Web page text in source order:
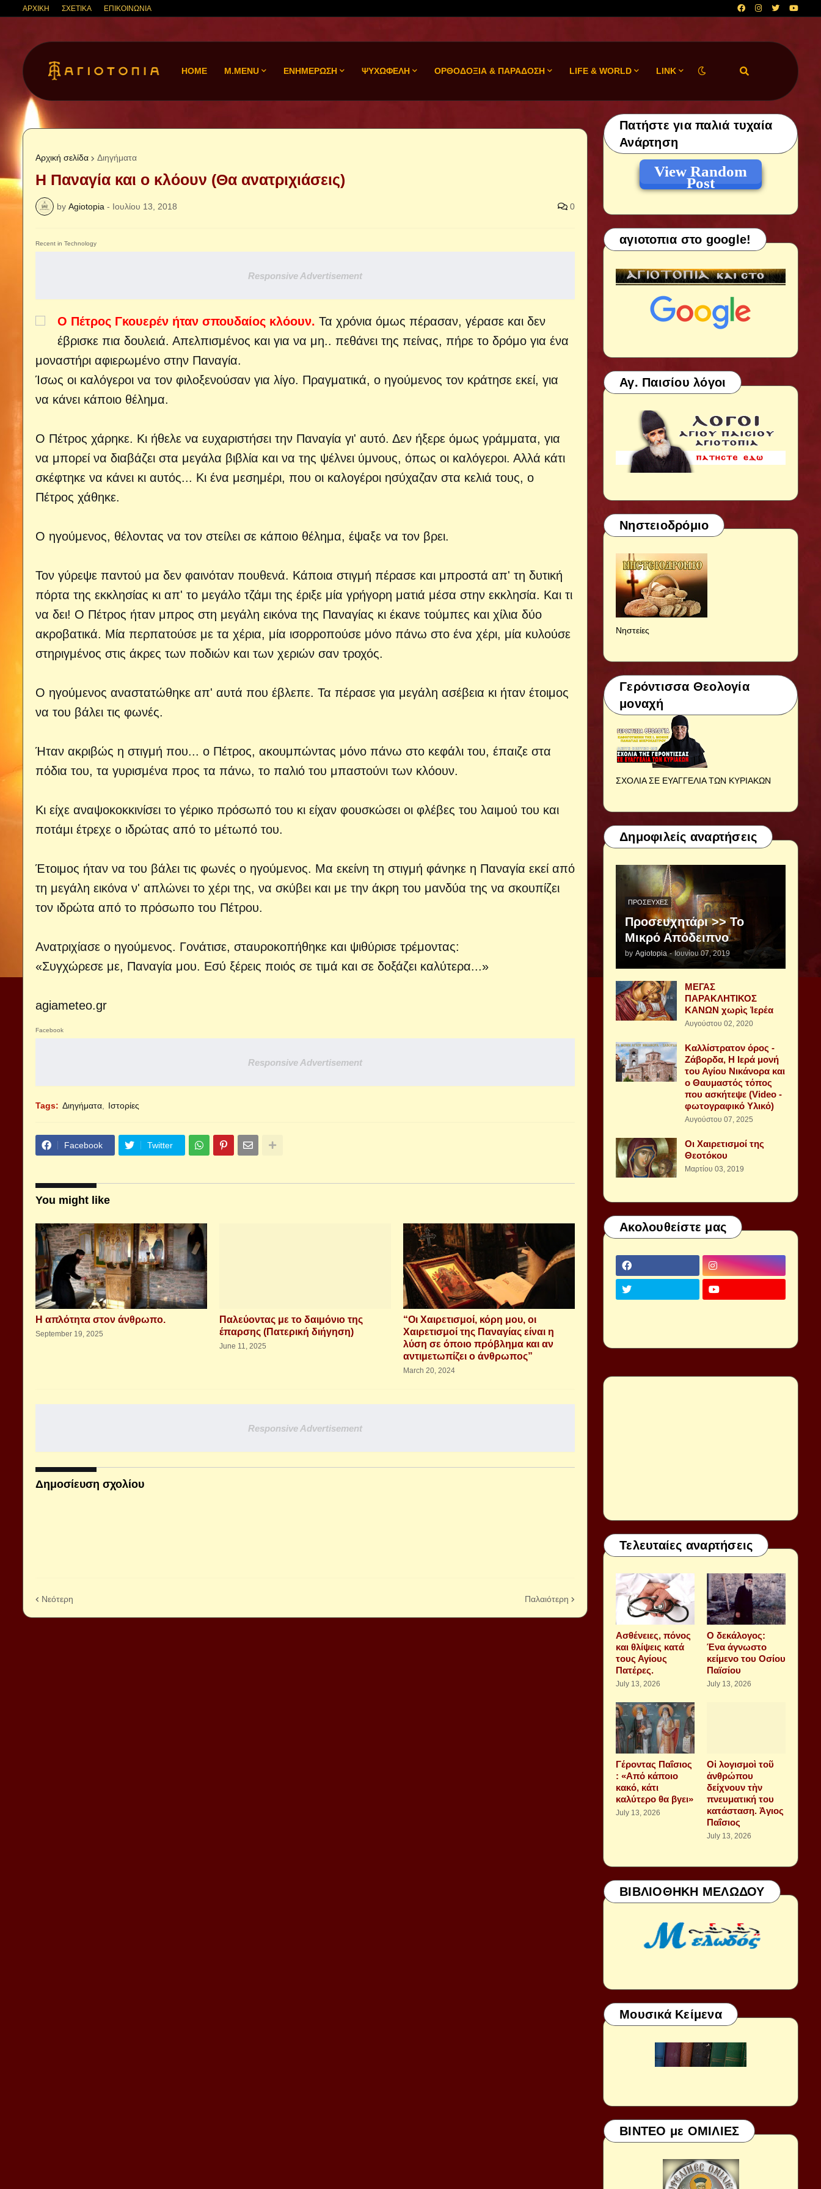
ΑΡΧΙΚΗ ΣΧΕΤΙΚΑ ΕΠΙΚΟΙΝΩΝΙΑ
HOME M.MENU ΕΝΗΜΕΡΩΣΗ ΨΥΧΩΦΕΛΗ ΟΡΘΟΔΟΞΙΑ & ΠΑΡΑΔΟΣΗ LIFE & WORLD LINK
Αρχική σελίδα Διηγήματα
Η Παναγία και ο κλόουν (Θα ανατριχιάσεις)
by Agiotopia - Ιουλίου 13, 2018 0
Recent in Technology
Responsive Advertisement
Ο Πέτρος Γκουερέν ήταν σπουδαίος κλόουν. Τα χρόνια όμως πέρασαν, γέρασε και δεν
έβρισκε πια δουλειά. Απελπισμένος και για να μη.. πεθάνει της πείνας, πήρε το δρόμο για ένα
μοναστήρι αφιερωμένο στην Παναγία.
Ίσως οι καλόγεροι να τον φιλοξενούσαν για λίγο. Πραγματικά, ο ηγούμενος τον κράτησε εκεί, για
να κάνει κάποιο θέλημα.
Ο Πέτρος χάρηκε. Κι ήθελε να ευχαριστήσει την Παναγία γι' αυτό. Δεν ήξερε όμως γράμματα, για
να μπορεί να διαβάζει στα μεγάλα βιβλία και να της ψέλνει ύμνους, όπως οι καλόγεροι. Αλλά κάτι
σκέφτηκε να κάνει κι αυτός... Κι ένα μεσημέρι, που οι καλογέροι ησύχαζαν στα κελιά τους, ο
Πέτρος χάθηκε.
Ο ηγούμενος, θέλοντας να τον στείλει σε κάποιο θέλημα, έψαξε να τον βρει.
Τον γύρεψε παντού μα δεν φαινόταν πουθενά. Κάποια στιγμή πέρασε και μπροστά απ' τη δυτική
πόρτα της εκκλησίας κι απ' το μεγάλο τζάμι της έριξε μία γρήγορη ματιά μέσα στην εκκλησία. Και τι
να δει! Ο Πέτρος ήταν μπρος στη μεγάλη εικόνα της Παναγίας κι έκανε τούμπες και χίλια δύο
ακροβατικά. Μία περπατούσε με τα χέρια, μία ισορροπούσε μόνο πάνω στο ένα χέρι, μία κυλούσε
στηριγμένος στις άκρες των ποδιών και των χεριών σαν τροχός.
Ο ηγούμενος αναστατώθηκε απ' αυτά που έβλεπε. Τα πέρασε για μεγάλη ασέβεια κι ήταν έτοιμος
να του βάλει τις φωνές.
Ήταν ακριβώς η στιγμή που... ο Πέτρος, ακουμπώντας μόνο πάνω στο κεφάλι του, έπαιζε στα
πόδια του, τα γυρισμένα προς τα πάνω, το παλιό του μπαστούνι των κλόουν.
Κι είχε αναψοκοκκινίσει το γέρικο πρόσωπό του κι είχαν φουσκώσει οι φλέβες του λαιμού του και
ποτάμι έτρεχε ο ιδρώτας από το μέτωπό του.
Έτοιμος ήταν να του βάλει τις φωνές ο ηγούμενος. Μα εκείνη τη στιγμή φάνηκε η Παναγία εκεί από
τη μεγάλη εικόνα ν' απλώνει το χέρι της, να σκύβει και με την άκρη του μανδύα της να σκουπίζει
τον ιδρώτα από το πρόσωπο του Πέτρου.
Ανατριχίασε ο ηγούμενος. Γονάτισε, σταυροκοπήθηκε και ψιθύρισε τρέμοντας:
«Συγχώρεσε με, Παναγία μου. Εσύ ξέρεις ποιός σε τιμά και σε δοξάζει καλύτερα...»
agiameteo.gr
Facebook
Responsive Advertisement
Tags: Διηγήματα Ιστορίες
Facebook Twitter
You might like
Η απλότητα στον άνθρωπο.
September 19, 2025
Παλεύοντας με το δαιμόνιο της
έπαρσης (Πατερική διήγηση)
June 11, 2025
“Οι Χαιρετισμοί, κόρη μου, οι
Χαιρετισμοί της Παναγίας είναι η
λύση σε όποιο πρόβλημα και αν
αντιμετωπίζει ο άνθρωπος”
March 20, 2024
Responsive Advertisement
Δημοσίευση σχολίου
Νεότερη Παλαιότερη
Πατήστε για παλιά τυχαία
Ανάρτηση
View Random
Post
αγιοτοπια στο google!
Αγ. Παισίου λόγοι
Νηστειοδρόμιο
Νηστείες
Γερόντισσα Θεολογία
μοναχή
ΣΧΟΛΙΑ ΣΕ ΕΥΑΓΓΕΛΙΑ ΤΩΝ ΚΥΡΙΑΚΩΝ
Δημοφιλείς αναρτήσεις
ΠΡΟΣΕΥΧΈΣ
Προσευχητάρι >> Το
Μικρό Απόδειπνο
by Agiotopia - Ιουνίου 07, 2019
ΜΕΓΑΣ
ΠΑΡΑΚΛΗΤΙΚΟΣ
ΚΑΝΩΝ χωρὶς Ἱερέα
Αυγούστου 02, 2020
Καλλίστρατον όρος -
Ζάβορδα, Η Ιερά μονή
του Αγίου Νικάνορα και
ο Θαυμαστός τόπος
που ασκήτεψε (Video -
φωτογραφικό Υλικό)
Αυγούστου 07, 2025
Οι Χαιρετισμοί της
Θεοτόκου
Μαρτίου 03, 2019
Ακολουθείστε μας
Τελευταίες αναρτήσεις
Aσθένειες, πόνος
και θλίψεις κατά
τους Αγίους
Πατέρες.
July 13, 2026
Ο δεκάλογος:
Ένα άγνωστο
κείμενο του Οσίου
Παϊσίου
July 13, 2026
Γέροντας Παΐσιος
: «Από κάποιο
κακό, κάτι
καλύτερο θα βγει»
July 13, 2026
Οἱ λογισμοὶ τοῦ
ἀνθρώπου
δείχνουν τὴν
πνευματική του
κατάσταση. Ἁγιος
Παΐσιος
July 13, 2026
ΒΙΒΛΙΟΘΗΚΗ ΜΕΛΩΔΟΥ
Μουσικά Κείμενα
ΒΙΝΤΕΟ με ΟΜΙΛΙΕΣ